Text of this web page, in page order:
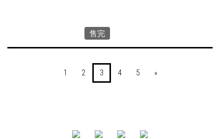
售完
1 2 3 4 5 »